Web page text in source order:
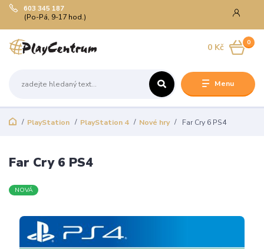
Menu
603 345 187
(Po-Pá, 9-17 hod.)
0
0 Kč
PlayStation PlayStation 4 Nové hry Far Cry 6 PS4
Far Cry 6 PS4
NOVÁ